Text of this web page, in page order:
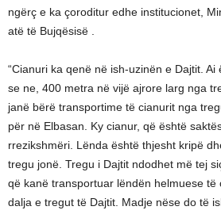
ngërç e ka çoroditur edhe institucionet,
atë të Bujqësisë .
“Cianuri ka qenë në ish-uzinën e Dajtit.
se ne, 400 metra në vijë ajrore larg nga
janë bërë transportime të cianurit nga
për në Elbasan. Ky cianur, që është
rrezikshmëri. Lënda është thjesht kripë
tregu jonë. Tregu i Dajtit ndodhet më tej
që kanë transportuar lëndën helmuese të
dalja e tregut të Dajtit. Madje nëse do të